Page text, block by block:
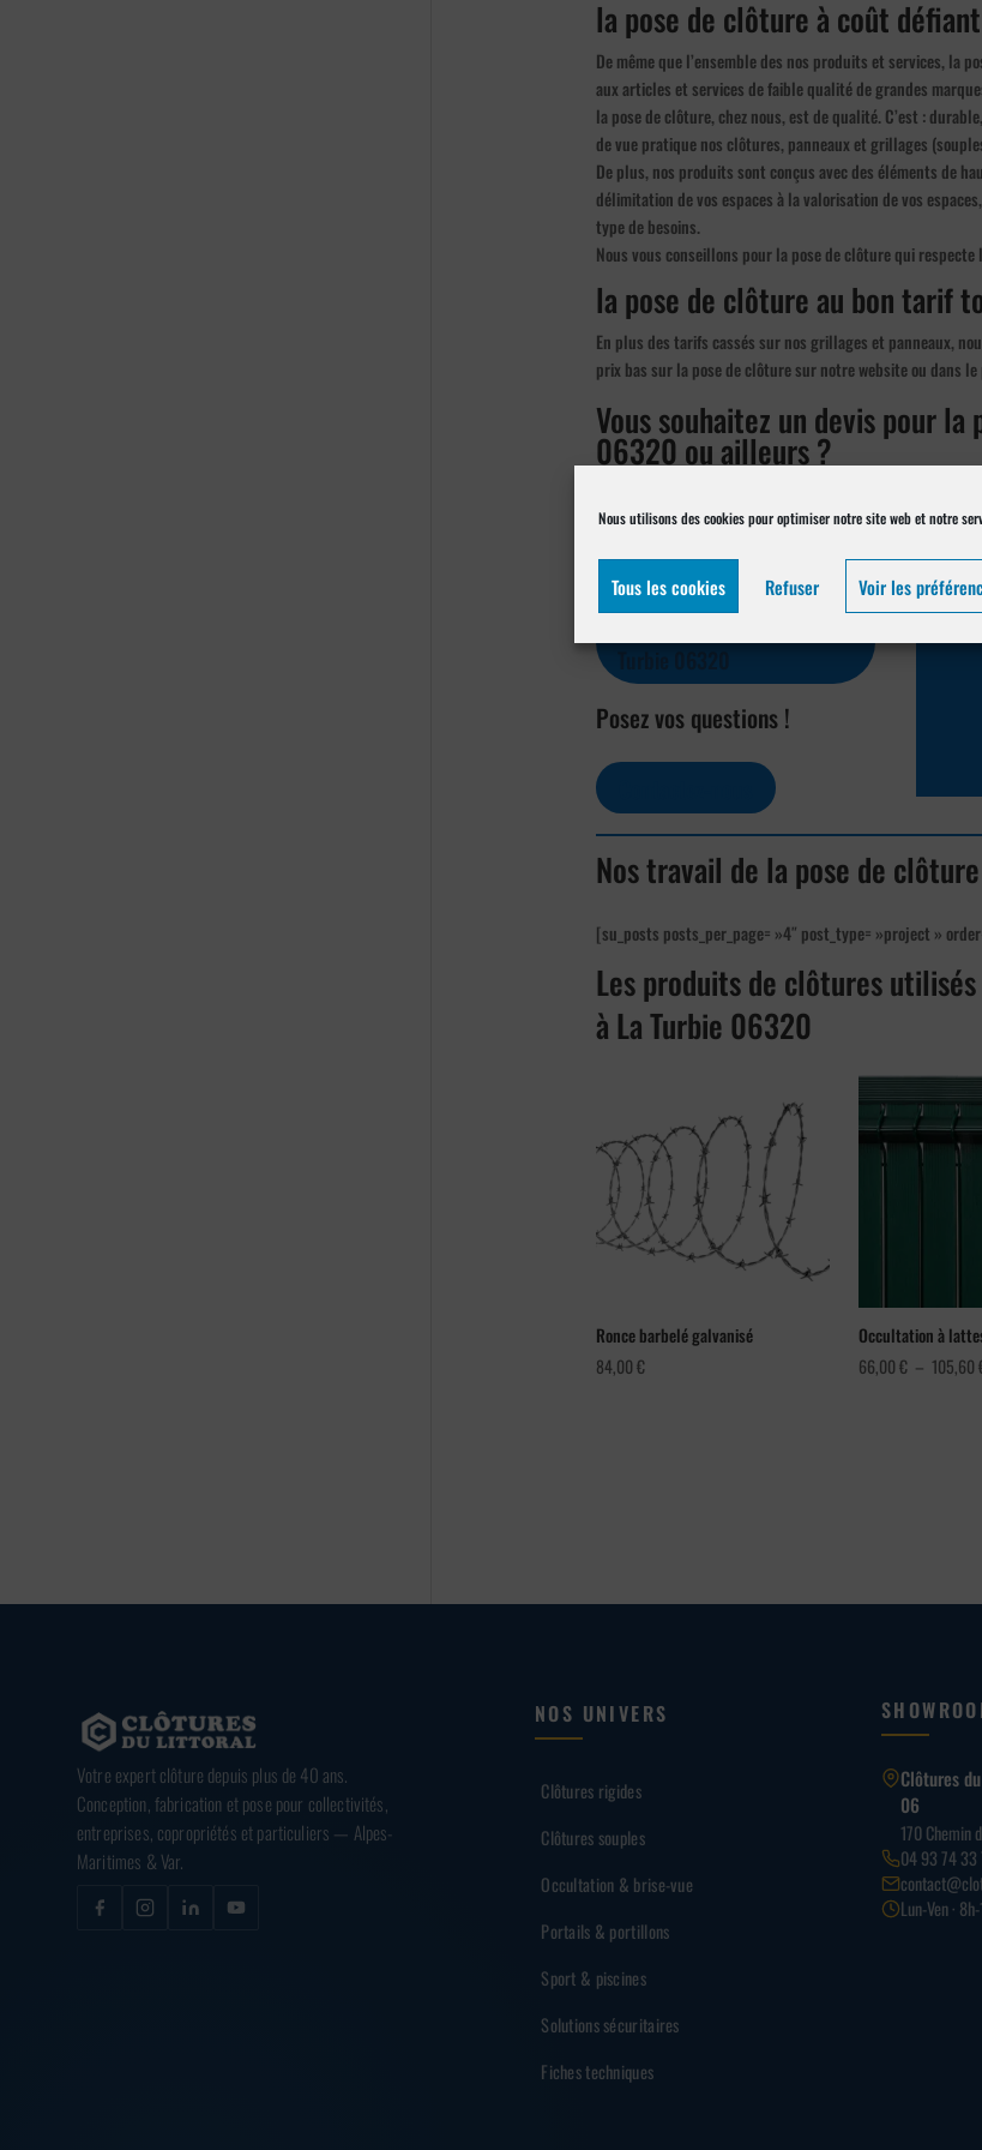
Nous utilisons des cookies pour optimiser notre site web et notre
Tous les cookies Refuser Voir les
la pose de clôture à coût
De même que l’ensemble des nos produits et services, la
aux articles et services de faible qualité de grandes
la pose de clôture, chez nous, est de qualité. C’est :
de vue pratique nos clôtures, panneaux et grillages
De plus, nos produits sont conçus avec des éléments de
délimitation de vos espaces à la valorisation de vos
type de besoins.
Nous vous conseillons pour la pose de clôture qui
la pose de clôture au bon tarif
En plus des tarifs cassés sur nos grillages et panneaux,
prix bas sur la pose de clôture sur notre website ou dans
Vous souhaitez un devis pour
06320 ou ailleurs ?
Réalisez votre demande de
devis en ligne
Demander un devis pour La
Turbie 06320
Posez vos questions !
Nos travail de la pose de
[su_posts posts_per_page= »4″ post_type= »project »
Les produits de clôtures utilisés
à La Turbie 06320
Ronce barbelé galvanisé
84,00€
Occultation à
66,00€ – 105,60
Votre expert clôture depuis plus de 40 ans.
Conception, fabrication et pose pour collectivités,
entreprises, copropriétés et particuliers — Alpes-
Maritimes & Var.
NOS UNIVERS
Clôtures rigides
Clôtures souples
Occultation & brise-vue
Portails & portillons
Sport & piscines
Solutions sécuritaires
Fiches techniques
Clôtures
06
170 Chemin
04 93 74 33
Lun-Ven ·